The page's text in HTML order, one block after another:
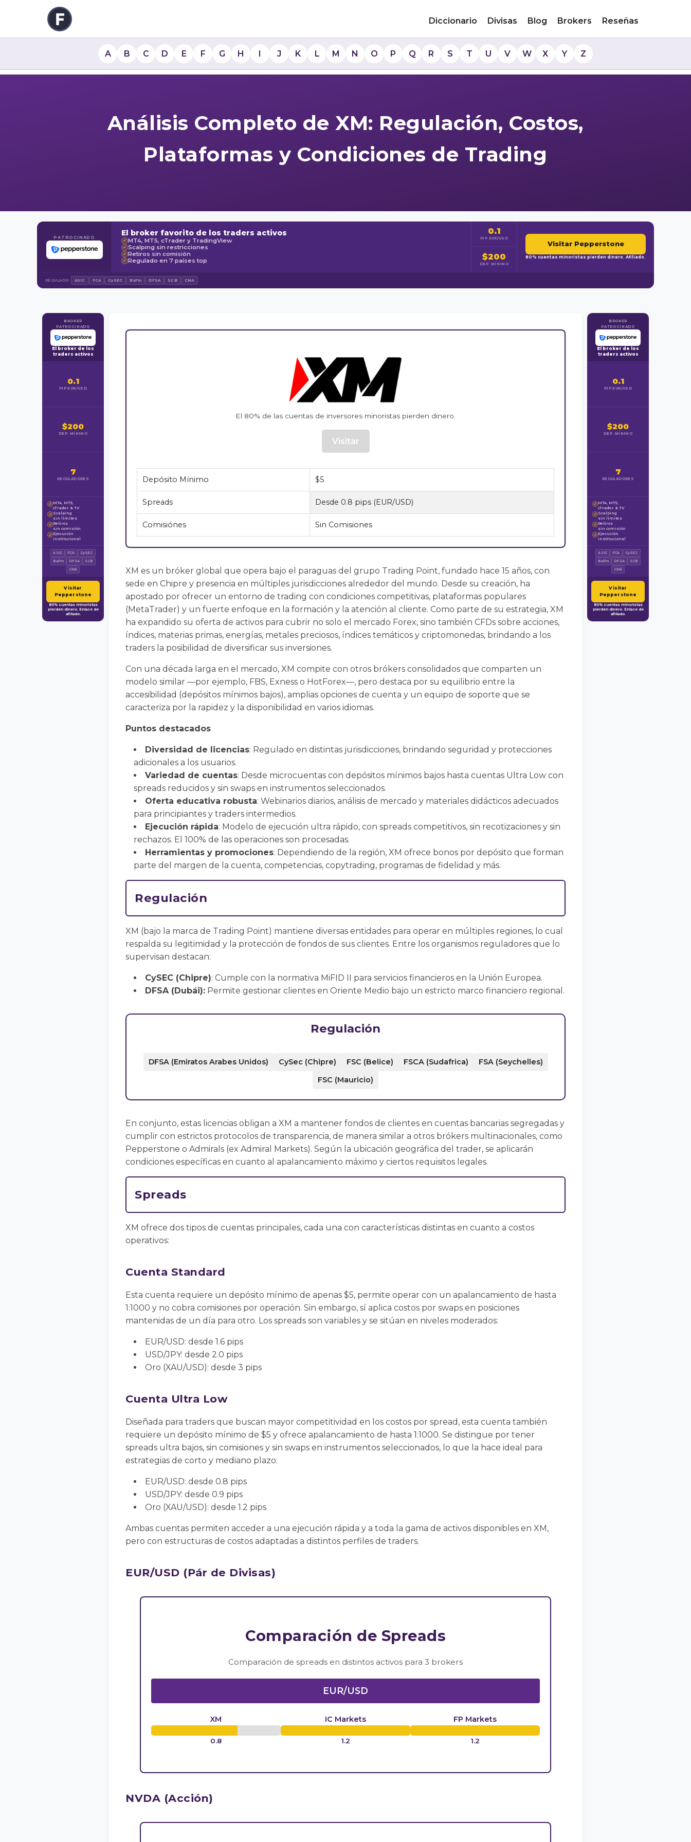
Diccionario Divisas Blog Brokers Reseñas
A B C D E F G H I J K L M N O P Q R S T U V W X Y Z
Análisis Completo de XM: Regulación, Costos,
Plataformas y Condiciones de Trading
PATROCINADO El broker favorito de los traders activos
✓ MT4, MT5, cTrader y TradingView
✓ Scalping sin restricciones
✓ Retiros sin comisión
✓ Regulado en 7 países top
0.1
PIP EUR/USD
$200
DEP. MÍNIMO
Visitar Pepperstone
80% cuentas minoristas pierden dinero. Afiliado.
REGULADO: ASIC FCA CySEC BaFin DFSA SCB CMA
BROKER
PATROCINADO
El broker de los
traders activos
0.1
PIP EUR/USD
$200
DEP. MÍNIMO
7
REGULADORES
✓ MT4, MT5,
cTrader & TV
✓ Scalping
sin límites
✓ Retiros
sin comisión
✓ Ejecución
institucional
ASIC FCA
CySEC
BaFin
DFSA
SCB
CMA
Visitar
Pepperstone
80% cuentas minoristas
pierden dinero. Enlace de
afiliado.
El 80% de las cuentas de inversores minoristas pierden dinero.
Visitar
Depósito Mínimo $5
Spreads Desde 0.8 pips (EUR/USD)
Comisiónes Sin Comisiones
XM es un bróker global que opera bajo el paraguas del grupo Trading Point, fundado hace 15 años, con
sede en Chipre y presencia en múltiples jurisdicciones alrededor del mundo. Desde su creación, ha
apostado por ofrecer un entorno de trading con condiciones competitivas, plataformas populares
(MetaTrader) y un fuerte enfoque en la formación y la atención al cliente. Como parte de su estrategia, XM
ha expandido su oferta de activos para cubrir no solo el mercado Forex, sino también CFDs sobre acciones,
índices, materias primas, energías, metales preciosos, índices temáticos y criptomonedas, brindando a los
traders la posibilidad de diversificar sus inversiones.
Con una década larga en el mercado, XM compite con otros brókers consolidados que comparten un
modelo similar —por ejemplo, FBS, Exness o HotForex—, pero destaca por su equilibrio entre la
accesibilidad (depósitos mínimos bajos), amplias opciones de cuenta y un equipo de soporte que se
caracteriza por la rapidez y la disponibilidad en varios idiomas.
Puntos destacados
Diversidad de licencias: Regulado en distintas jurisdicciones, brindando seguridad y protecciones
adicionales a los usuarios.
Variedad de cuentas: Desde microcuentas con depósitos mínimos bajos hasta cuentas Ultra Low con
spreads reducidos y sin swaps en instrumentos seleccionados.
Oferta educativa robusta: Webinarios diarios, análisis de mercado y materiales didácticos adecuados
para principiantes y traders intermedios.
Ejecución rápida: Modelo de ejecución ultra rápido, con spreads competitivos, sin recotizaciones y sin
rechazos. El 100% de las operaciones son procesadas.
Herramientas y promociones: Dependiendo de la región, XM ofrece bonos por depósito que forman
parte del margen de la cuenta, competencias, copytrading, programas de fidelidad y más.
Regulación
XM (bajo la marca de Trading Point) mantiene diversas entidades para operar en múltiples regiones, lo cual
respalda su legitimidad y la protección de fondos de sus clientes. Entre los organismos reguladores que lo
supervisan destacan:
CySEC (Chipre): Cumple con la normativa MiFID II para servicios financieros en la Unión Europea.
DFSA (Dubái): Permite gestionar clientes en Oriente Medio bajo un estricto marco financiero regional.
Regulación
DFSA (Emiratos Arabes Unidos) CySec (Chipre) FSC (Belice) FSCA (Sudafrica)
FSA (Seychelles)
FSC (Mauricio)
En conjunto, estas licencias obligan a XM a mantener fondos de clientes en cuentas bancarias segregadas y
cumplir con estrictos protocolos de transparencia, de manera similar a otros brókers multinacionales, como
Pepperstone o Admirals (ex Admiral Markets). Según la ubicación geográfica del trader, se aplicarán
condiciones específicas en cuanto al apalancamiento máximo y ciertos requisitos legales.
Spreads
XM ofrece dos tipos de cuentas principales, cada una con características distintas en cuanto a costos
operativos:
Cuenta Standard
Esta cuenta requiere un depósito mínimo de apenas $5, permite operar con un apalancamiento de hasta
1:1000 y no cobra comisiones por operación. Sin embargo, sí aplica costos por swaps en posiciones
mantenidas de un día para otro. Los spreads son variables y se sitúan en niveles moderados:
EUR/USD: desde 1.6 pips
USD/JPY: desde 2.0 pips
Oro (XAU/USD): desde 3 pips
Cuenta Ultra Low
Diseñada para traders que buscan mayor competitividad en los costos por spread, esta cuenta también
requiere un depósito mínimo de $5 y ofrece apalancamiento de hasta 1:1000. Se distingue por tener
spreads ultra bajos, sin comisiones y sin swaps en instrumentos seleccionados, lo que la hace ideal para
estrategias de corto y mediano plazo:
EUR/USD: desde 0.8 pips
USD/JPY: desde 0.9 pips
Oro (XAU/USD): desde 1.2 pips
Ambas cuentas permiten acceder a una ejecución rápida y a toda la gama de activos disponibles en XM,
pero con estructuras de costos adaptadas a distintos perfiles de traders.
EUR/USD (Pár de Divisas)
Comparación de Spreads
Comparación de spreads en distintos activos para 3 brokers
EUR/USD
XM
0.8
IC Markets
1.2
FP Markets
1.2
NVDA (Acción)
BROKER
PATROCINADO
El broker de los
traders activos
0.1
PIP EUR/USD
$200
DEP. MÍNIMO
7
REGULADORES
✓ MT4, MT5,
cTrader & TV
✓ Scalping
sin límites
✓ Retiros
sin comisión
✓ Ejecución
institucional
ASIC FCA
CySEC
BaFin
DFSA
SCB
CMA
Visitar
Pepperstone
80% cuentas minoristas
pierden dinero. Enlace de
afiliado.